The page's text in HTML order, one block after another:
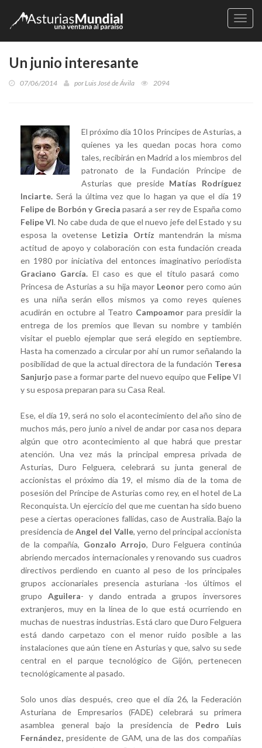
Un junio interesante
07/06/2014 porLuis José de Ávila 2094
El próximo día 10 los Príncipes de Asturias, a
quienes ya les quedan pocas hora como
tales, recibirán en Madrid a los miembros del
patronato de la Fundación Príncipe de
Asturias que preside Matías Rodríguez
Inciarte. Será la última vez que lo hagan ya que el día 19
Felipe de Borbón y Grecia pasará a ser rey de España como
Felipe VI. No cabe duda de que el nuevo jefe del Estado y su
esposa la ovetense Letizia Ortíz mantendrán la misma
actitud de apoyo y colaboración con esta fundación creada
en 1980 por iniciativa del entonces imaginativo periodista
Graciano García. El caso es que el título pasará como
Princesa de Asturias a su hija mayorLeonorpero como aún
es una niña serán ellos mismos ya como reyes quienes
acudirán en octubre al Teatro Campoamor para presidir la
entrega de los premios que llevan su nombre y también
visitar el pueblo ejemplar que será elegido en septiembre.
Hasta ha comenzado a circular por ahí un rumor señalando la
posibilidad de que la actual directora de la fundación Teresa
Sanjurjo pase a formar parte del nuevo equipo que FelipeVI
y su esposa preparan para su Casa Real.
Ese, el día 19, será no solo el acontecimiento del año sino de
muchos más, pero junio a nivel de andar por casa nos depara
algún que otro acontecimiento al que habrá que prestar
atención. Una vez más la principal empresa privada de
Asturias, Duro Felguera, celebrará su junta general de
accionistas el próximo día 19, el mismo día de la toma de
posesión del Príncipe de Asturias como rey, en el hotel de La
Reconquista. Un ejercicio del que me cuentan ha sido bueno
pese a ciertas operaciones fallidas, caso de Australia. Bajo la
presidencia deAngel del Valle, yerno del principal accionista
de la compañía, Gonzalo Arrojo, Duro Felguera continúa
abriendo mercados internacionales y renovando sus cuadros
directivos perdiendo en cuanto al peso de los principales
grupos accionariales presencia asturiana -los últimos el
grupo Aguilera- y dando entrada a grupos inversores
extranjeros, muy en la línea de lo que está ocurriendo en
muchas de nuestras industrias. Está claro que Duro Felguera
está dando carpetazo con el menor ruido posible a las
instalaciones que aún tiene en Asturias y que, salvo su sede
central en el parque tecnológico de Gijón, pertenecen
tecnológicamente al pasado.
Solo unos días después, creo que el día 26, la Federación
Asturiana de Empresarios (FADE) celebrará su primera
asamblea general bajo la presidencia dePedro Luis
Fernández, presidente de GAM, una de las dos compañías